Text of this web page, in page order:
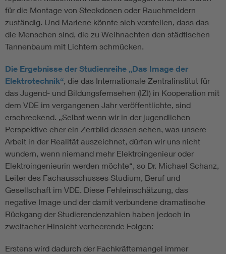
für die Montage von Steckdosen oder Rauchmeldern
zuständig. Und Marlene könnte sich vorstellen, dass das
die Menschen sind, die zu Weihnachten den städtischen
Tannenbaum mit Lichtern schmücken.
Die Ergebnisse der Studienreihe „Das Image der
Elektrotechnik“, die das Internationale Zentralinstitut für
das Jugend- und Bildungsfernsehen (IZI) in Kooperation mit
dem VDE im vergangenen Jahr veröffentlichte, sind
erschreckend. „Selbst wenn wir in der jugendlichen
Perspektive eher ein Zerrbild dessen sehen, was unsere
Arbeit in der Realität auszeichnet, dürfen wir uns nicht
wundern, wenn niemand mehr Elektroingenieur oder
Elektroingenieurin werden möchte“, so Dr. Michael Schanz,
Leiter des Fachausschusses Studium, Beruf und
Gesellschaft im VDE. Diese Fehleinschätzung, das
negative Image und der damit verbundene dramatische
Rückgang der Studierendenzahlen haben jedoch in
zweifacher Hinsicht verheerende Folgen:
Erstens wird dadurch der Fachkräftemangel immer